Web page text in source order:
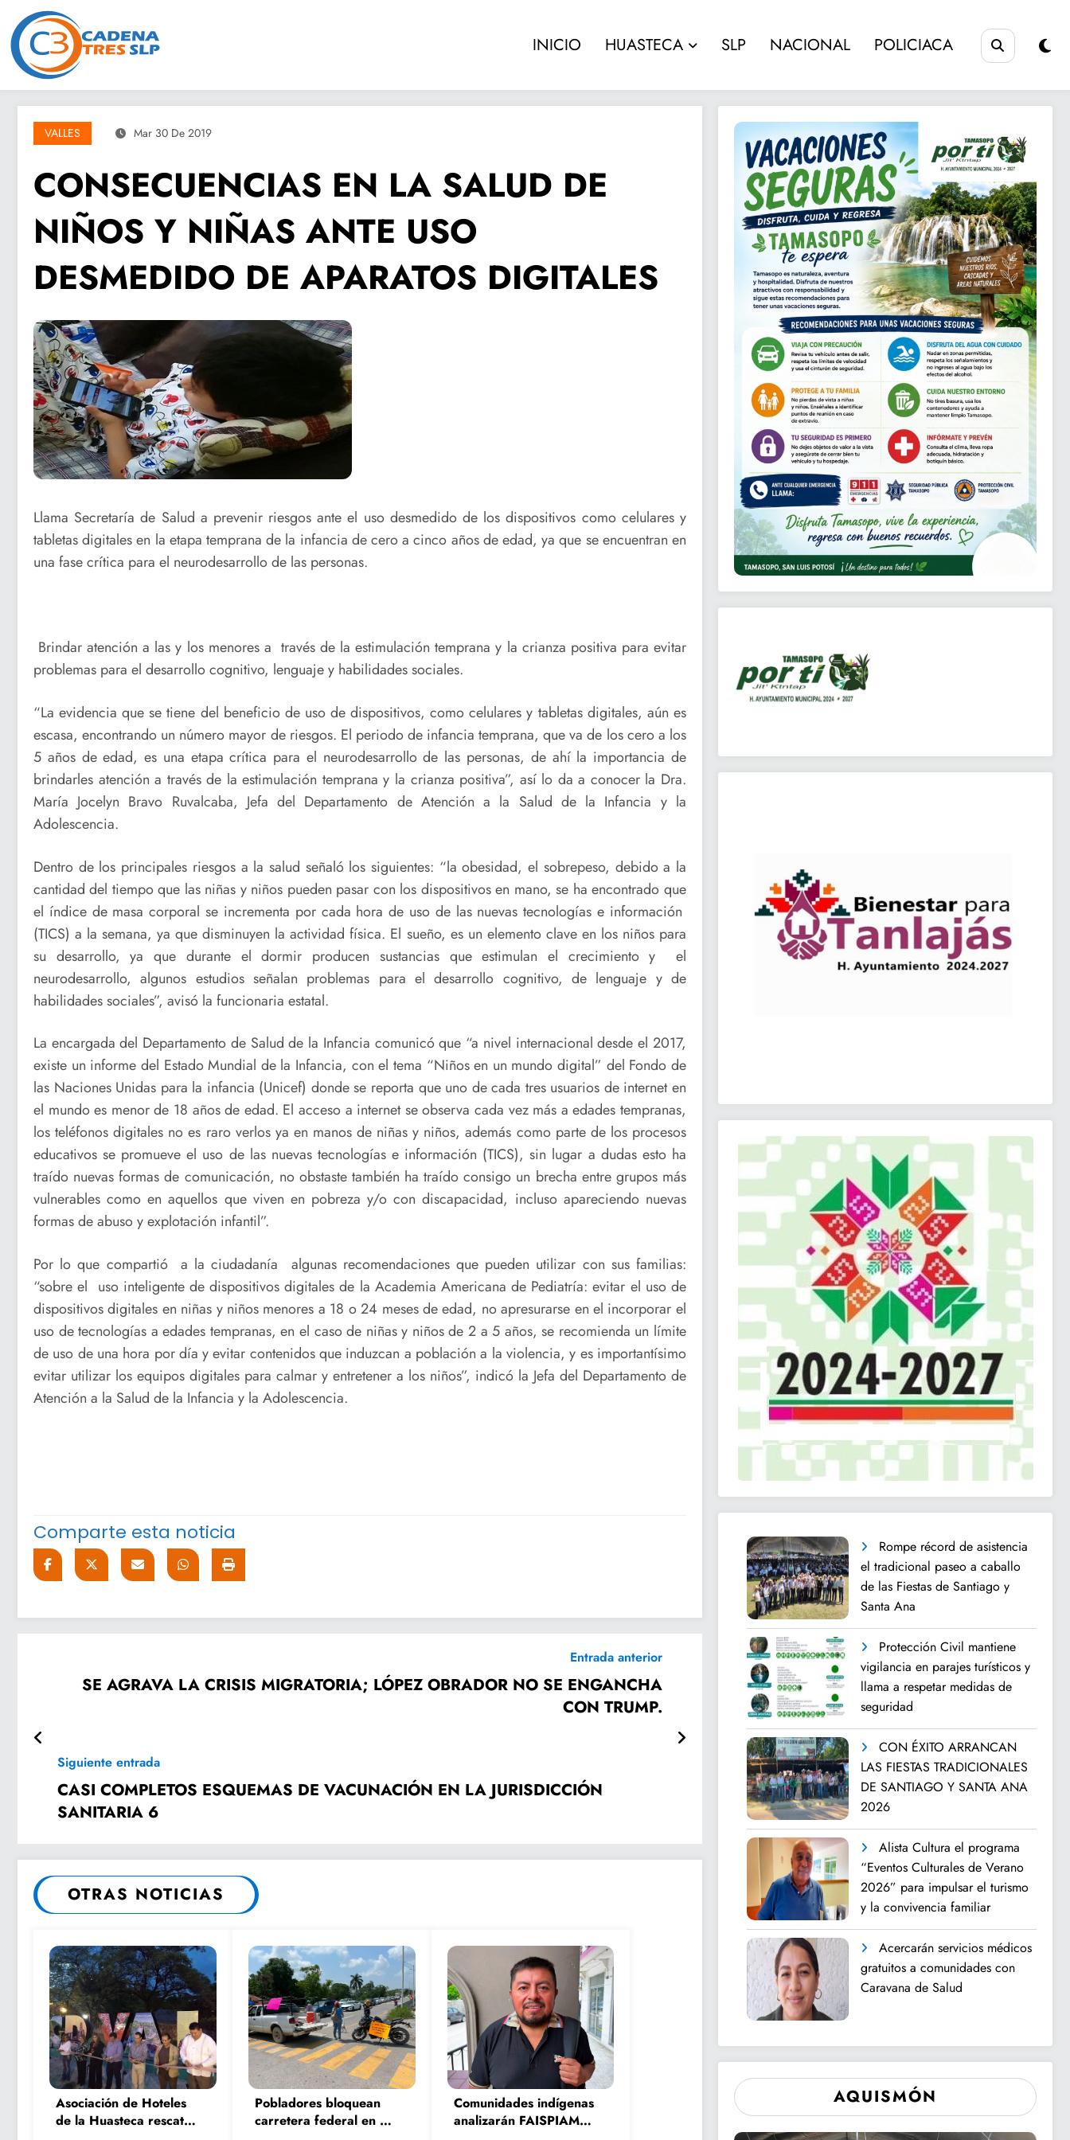
contenido
INICIO HUASTECA SLP NACIONAL POLICIACA
VALLES Mar 30 De 2019
CONSECUENCIAS EN LA SALUD DE
NIÑOS Y NIÑAS ANTE USO
DESMEDIDO DE APARATOS DIGITALES
Llama Secretaría de Salud a prevenir riesgos ante el uso desmedido de los dispositivos como celulares y
tabletas digitales en la etapa temprana de la infancia de cero a cinco años de edad, ya que se encuentran en
una fase crítica para el neurodesarrollo de las personas.
Brindar atención a las y los menores a través de la estimulación temprana y la crianza positiva para evitar
problemas para el desarrollo cognitivo, lenguaje y habilidades sociales.
“La evidencia que se tiene del beneficio de uso de dispositivos, como celulares y tabletas digitales, aún es
escasa, encontrando un número mayor de riesgos. El periodo de infancia temprana, que va de los cero a los
5 años de edad, es una etapa crítica para el neurodesarrollo de las personas, de ahí la importancia de
brindarles atención a través de la estimulación temprana y la crianza positiva”, así lo da a conocer la Dra.
María Jocelyn Bravo Ruvalcaba, Jefa del Departamento de Atención a la Salud de la Infancia y la
Adolescencia.
Dentro de los principales riesgos a la salud señaló los siguientes: “la obesidad, el sobrepeso, debido a la
cantidad del tiempo que las niñas y niños pueden pasar con los dispositivos en mano, se ha encontrado que
el índice de masa corporal se incrementa por cada hora de uso de las nuevas tecnologías e información
(TICS) a la semana, ya que disminuyen la actividad física. El sueño, es un elemento clave en los niños para
su desarrollo, ya que durante el dormir producen sustancias que estimulan el crecimiento y el
neurodesarrollo, algunos estudios señalan problemas para el desarrollo cognitivo, de lenguaje y de
habilidades sociales”, avisó la funcionaria estatal.
La encargada del Departamento de Salud de la Infancia comunicó que “a nivel internacional desde el 2017,
existe un informe del Estado Mundial de la Infancia, con el tema “Niños en un mundo digital” del Fondo de
las Naciones Unidas para la infancia (Unicef) donde se reporta que uno de cada tres usuarios de internet en
el mundo es menor de 18 años de edad. El acceso a internet se observa cada vez más a edades tempranas,
los teléfonos digitales no es raro verlos ya en manos de niñas y niños, además como parte de los procesos
educativos se promueve el uso de las nuevas tecnologías e información (TICS), sin lugar a dudas esto ha
traído nuevas formas de comunicación, no obstaste también ha traído consigo un brecha entre grupos más
vulnerables como en aquellos que viven en pobreza y/o con discapacidad, incluso apareciendo nuevas
formas de abuso y explotación infantil”.
Por lo que compartió a la ciudadanía algunas recomendaciones que pueden utilizar con sus familias:
“sobre el uso inteligente de dispositivos digitales de la Academia Americana de Pediatría: evitar el uso de
dispositivos digitales en niñas y niños menores a 18 o 24 meses de edad, no apresurarse en el incorporar el
uso de tecnologías a edades tempranas, en el caso de niñas y niños de 2 a 5 años, se recomienda un límite
de uso de una hora por día y evitar contenidos que induzcan a población a la violencia, y es importantísimo
evitar utilizar los equipos digitales para calmar y entretener a los niños”, indicó la Jefa del Departamento de
Atención a la Salud de la Infancia y la Adolescencia.
Comparte esta noticia
Entrada anterior
SE AGRAVA LA CRISIS MIGRATORIA; LÓPEZ OBRADOR NO SE ENGANCHA
CON TRUMP.
Siguiente entrada
CASI COMPLETOS ESQUEMAS DE VACUNACIÓN EN LA JURISDICCIÓN
SANITARIA 6
OTRAS NOTICIAS
Asociación de Hoteles
de la Huasteca rescata
Pobladores bloquean
carretera federal en El
Comunidades indígenas
analizarán FAISPIAM y
Rompe récord de asistencia
el tradicional paseo a caballo
de las Fiestas de Santiago y
Santa Ana
Protección Civil mantiene
vigilancia en parajes turísticos y
llama a respetar medidas de
seguridad
CON ÉXITO ARRANCAN
LAS FIESTAS TRADICIONALES
DE SANTIAGO Y SANTA ANA
2026
Alista Cultura el programa
“Eventos Culturales de Verano
2026” para impulsar el turismo
y la convivencia familiar
Acercarán servicios médicos
gratuitos a comunidades con
Caravana de Salud
AQUISMÓN